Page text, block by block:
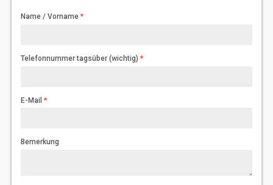
Name / Vorname
Telefonnummer tagsüber (wichtig)
E-Mail
Bemerkung